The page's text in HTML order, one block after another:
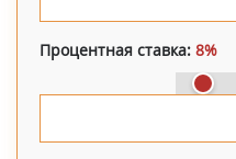
Процентная ставка: 8%